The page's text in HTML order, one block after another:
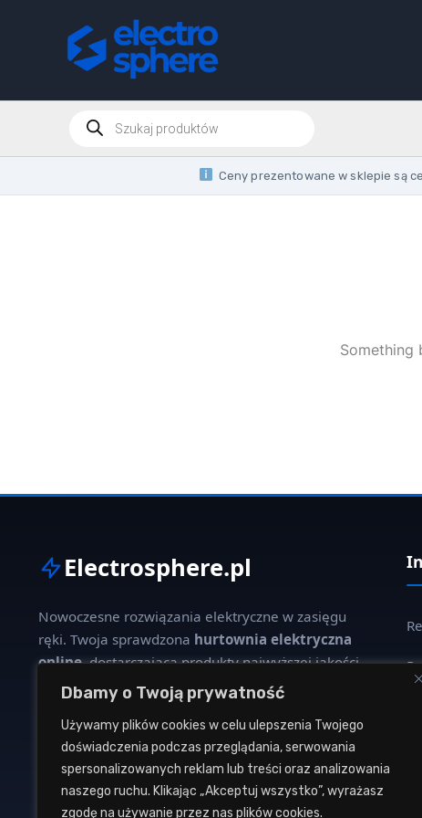
Dbamy o Twoją prywatność
Używamy plików cookies w celu ulepszenia Twojego
doświadczenia podczas przeglądania, serwowania
spersonalizowanych reklam lub treści oraz analizowania
naszego ruchu. Klikając „Akceptuj wszystko”, wyrażasz
zgodę na używanie przez nas plików cookies.
Products
search
Ceny prezentowane w sklepie są
Something
Electrosphere.pl
Nowoczesne rozwiązania elektryczne w zasięgu
ręki. Twoja sprawdzona hurtownia elektryczna
online, dostarczająca produkty najwyższej jakości
dla profesjonalistów i klientów indywidualnych.
W naszej ofercie znajdziesz szeroki wybór kabli,
oświetlenia, aparatury modułowej oraz osprzętu
instalacyjnego od renomowanych producentów.